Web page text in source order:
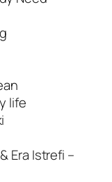
life
Era Istrefi –